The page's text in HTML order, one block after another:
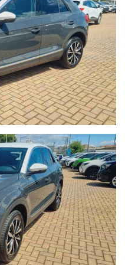
L'AUTO CHE
appena l'auto che